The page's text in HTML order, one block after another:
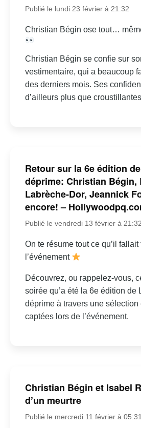
Publié le lundi 23 février à 21:32
Christian Bégin ose tout…
Christian Bégin se confie sur
vestimentaire, qui a beaucoup
des derniers mois. Ses
d’ailleurs plus que
Retour sur la 6e édition
déprime: Christian Bégin,
Labrèche-Dor, Jeannick
encore! –
Publié le vendredi 13 février à 21:32
On te résume tout ce qu’il fallait
l’événement
Découvrez, ou rappelez-vous,
soirée qu’a été la 6e édition de
déprime à travers une sélection
captées lors de l’événement.
Christian Bégin et Isabel
d’un meurtre
Publié le mercredi 11 février à 05:31